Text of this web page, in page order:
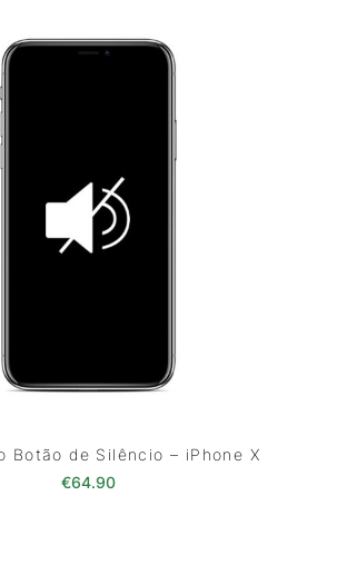
Botão de Silêncio – iPhone X
€64.90